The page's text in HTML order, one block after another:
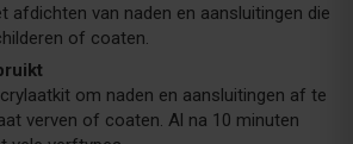
afdichten van naden en aansluitingen die
of coaten.
om naden en aansluitingen af te
verven of coaten. Al na 10 minuten